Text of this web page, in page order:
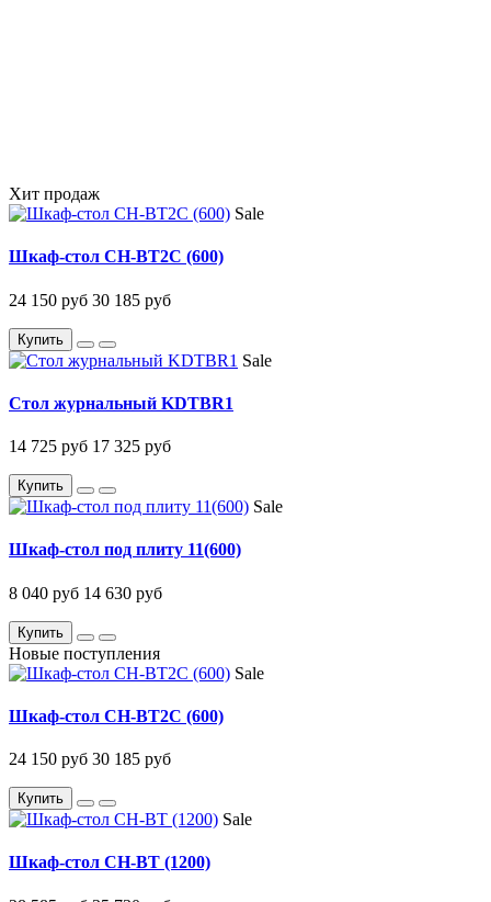
Хит продаж
Sale
Шкаф-стол CH-BT2C (600)
24 150 руб 30 185 руб
Купить
Sale
Стол журнальный KDTBR1
14 725 руб 17 325 руб
Купить
Sale
Шкаф-стол под плиту 11(600)
8 040 руб 14 630 руб
Купить
Новые поступления
Sale
Шкаф-стол CH-BT2C (600)
24 150 руб 30 185 руб
Купить
Sale
Шкаф-стол CH-BT (1200)